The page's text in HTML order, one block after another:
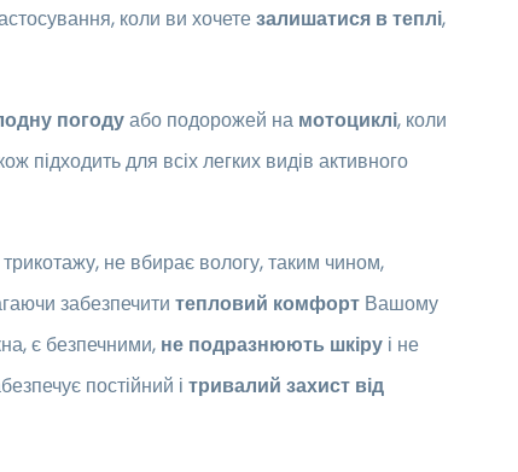
коли ви хочетезалишатися в теплі,
погодуабо подорожей на мотоциклі, коли
підходить для всіх легких видів активного
не вбирає вологу, таким чином,
забезпечити тепловий комфорт Вашому
є безпечними, не подразнюють шкіру і не
постійний і тривалий захист від